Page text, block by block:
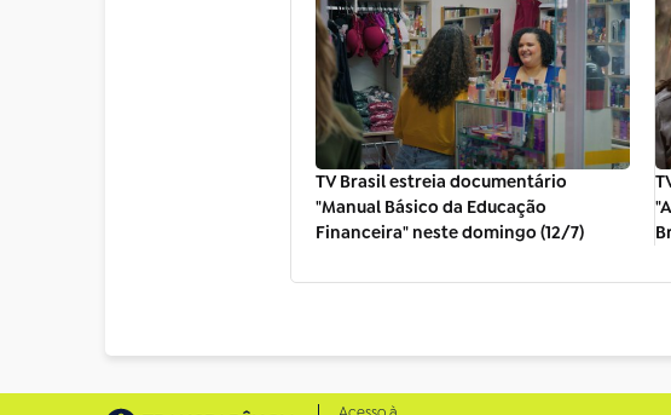
TV Brasil estreia documentário
"Manual Básico da Educação
Financeira" neste domingo (12/7)